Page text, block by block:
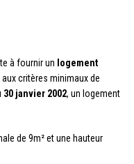
à fournir un logement
critères minimaux de
30 janvier 2002, un logement
de 9m² et une hauteur